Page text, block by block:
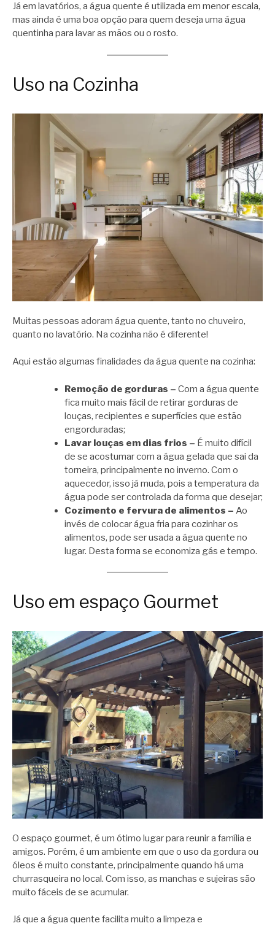
Já em lavatórios, a água quente é utilizada em menor escala,
mas ainda é uma boa opção para quem deseja uma água
quentinha para lavar as mãos ou o rosto.
Uso na Cozinha
Muitas pessoas adoram água quente, tanto no chuveiro,
quanto no lavatório. Na cozinha não é diferente!
Aqui estão algumas finalidades da água quente na cozinha:
Remoção de gorduras – Com a água quente
fica muito mais fácil de retirar gorduras de
louças, recipientes e superfícies que estão
engorduradas;
Lavar louças em dias frios – É muito difícil
de se acostumar com a água gelada que sai da
torneira, principalmente no inverno. Com o
aquecedor, isso já muda, pois a temperatura da
água pode ser controlada da forma que desejar;
Cozimento e fervura de alimentos – Ao
invés de colocar água fria para cozinhar os
alimentos, pode ser usada a água quente no
lugar. Desta forma se economiza gás e tempo.
Uso em espaço Gourmet
O espaço gourmet, é um ótimo lugar para reunir a família e
amigos. Porém, é um ambiente em que o uso da gordura ou
óleos é muito constante, principalmente quando há uma
churrasqueira no local. Com isso, as manchas e sujeiras são
muito fáceis de se acumular.
Já que a água quente facilita muito a limpeza e